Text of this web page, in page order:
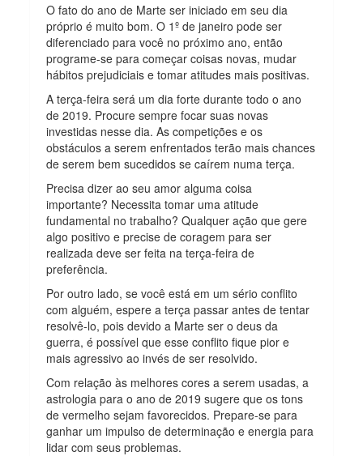
O fato do ano de Marte ser iniciado em seu dia
próprio é muito bom. O 1º de janeiro pode ser
diferenciado para você no próximo ano, então
programe-se para começar coisas novas, mudar
hábitos prejudiciais e tomar atitudes mais positivas.
A terça-feira será um dia forte durante todo o ano
de 2019. Procure sempre focar suas novas
investidas nesse dia. As competições e os
obstáculos a serem enfrentados terão mais chances
de serem bem sucedidos se caírem numa terça.
Precisa dizer ao seu amor alguma coisa
importante? Necessita tomar uma atitude
fundamental no trabalho? Qualquer ação que gere
algo positivo e precise de coragem para ser
realizada deve ser feita na terça-feira de
preferência.
Por outro lado, se você está em um sério conflito
com alguém, espere a terça passar antes de tentar
resolvê-lo, pois devido a Marte ser o deus da
guerra, é possível que esse conflito fique pior e
mais agressivo ao invés de ser resolvido.
Com relação às melhores cores a serem usadas, a
astrologia para o ano de 2019 sugere que os tons
de vermelho sejam favorecidos. Prepare-se para
ganhar um impulso de determinação e energia para
lidar com seus problemas.